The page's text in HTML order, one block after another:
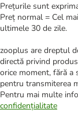
Prețurile sunt
Preț normal = Cel
ultimele 30 de zile.
zooplus are dreptul
directă privind
orice moment, fără a
pentru transmiterea
Pentru mai multe
confidențialitate